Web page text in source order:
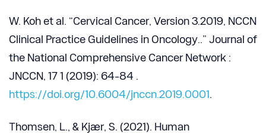
W. Koh et al. “Cervical Cancer, Version 3.2019, NCCN
Clinical Practice Guidelines in Oncology..” Journal of
the National Comprehensive Cancer Network :
JNCCN, 17 1 (2019): 64-84 .
https://doi.org/10.6004/jnccn.2019.0001.
Thomsen, L., & Kjær, S. (2021). Human